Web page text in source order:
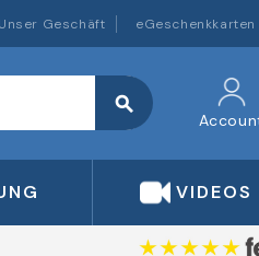
Unser Geschäft eGeschenkkarten
search
VIDEOS